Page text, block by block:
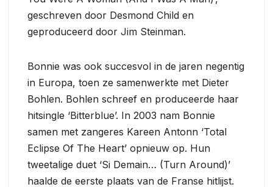
geschreven door Desmond Child en
geproduceerd door Jim Steinman.
Bonnie was ook succesvol in de jaren negentig
in Europa, toen ze samenwerkte met Dieter
Bohlen. Bohlen schreef en produceerde haar
hitsingle ‘Bitterblue’. In 2003 nam Bonnie
samen met zangeres Kareen Antonn ‘Total
Eclipse Of The Heart’ opnieuw op. Hun
tweetalige duet ‘Si Demain… (Turn Around)’
haalde de eerste plaats van de Franse hitlijst.